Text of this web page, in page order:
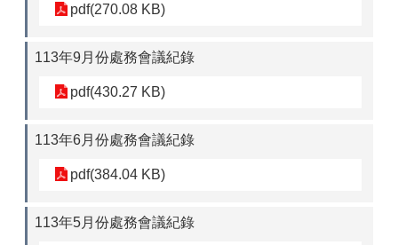
pdf(270.08 KB)
113年9月份處務會議紀錄
pdf(430.27 KB)
113年6月份處務會議紀錄
pdf(384.04 KB)
113年5月份處務會議紀錄